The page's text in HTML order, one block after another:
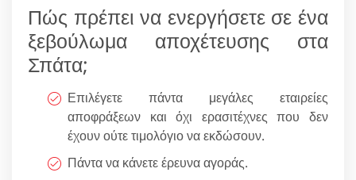
Πώς πρέπει να ενεργήσετε σε ένα
ξεβούλωμα αποχέτευσης στα
Σπάτα;
Επιλέγετε πάντα μεγάλες εταιρείες
αποφράξεων και όχι ερασιτέχνες που δεν
έχουν ούτε τιμολόγιο να εκδώσουν.
Πάντα να κάνετε έρευνα αγοράς.